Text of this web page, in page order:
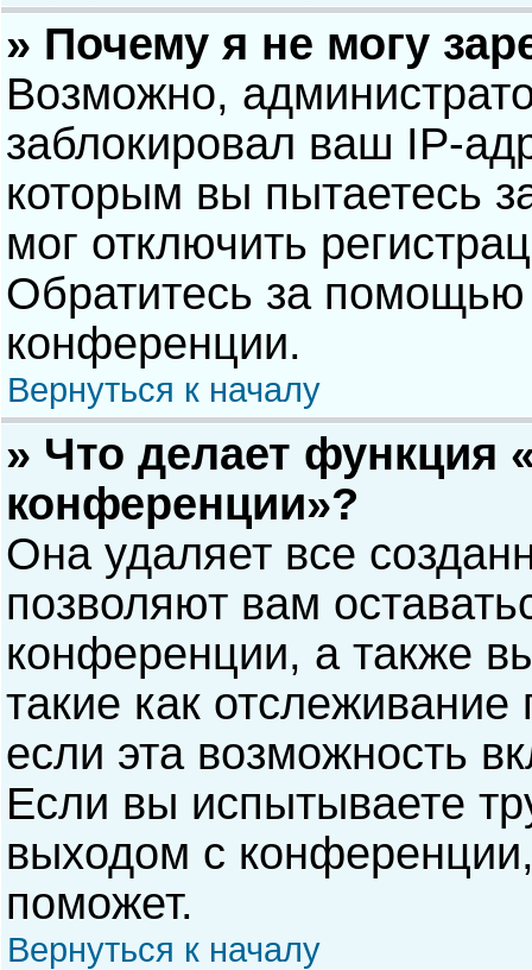
» Почему я не могу
Возможно,
заблокировал ваш IP-
которым вы пытаетесь
мог отключить
Обратитесь за помощью
конференции.
Вернуться к началу
» Что делает функция
конференции»?
Она удаляет все
позволяют вам
конференции, а также
такие как
если эта возможность
Если вы испытываете
выходом с
поможет.
Вернуться к началу